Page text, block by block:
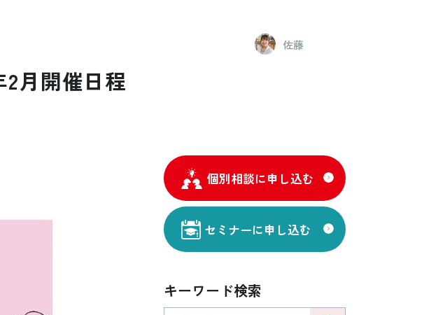
佐藤
月開催日程
個別相談に申し込む
セミナーに申し込む
キーワード検索